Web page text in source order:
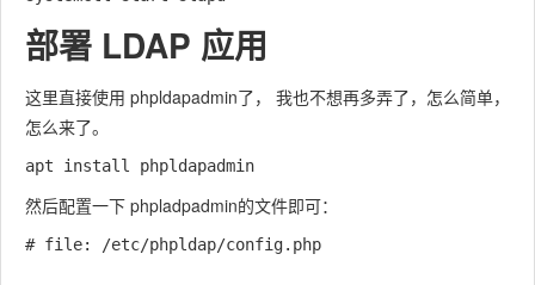
部署 LDAP 应用
这里直接使用 phpldapadmin了， 我也不想再多弄了，怎么简单，
怎么来了。
然后配置一下 phpladpadmin的文件即可：
# file: /etc/phpldap/config.php